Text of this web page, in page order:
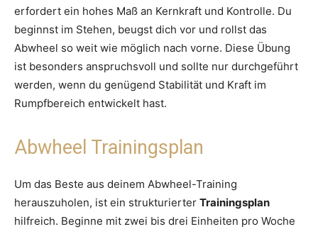
erfordert ein hohes Maß an Kernkraft und Kontrolle. Du
beginnst im Stehen, beugst dich vor und rollst das
Abwheel so weit wie möglich nach vorne. Diese Übung
ist besonders anspruchsvoll und sollte nur durchgeführt
werden, wenn du genügend Stabilität und Kraft im
Rumpfbereich entwickelt hast.
Abwheel Trainingsplan
Um das Beste aus deinem Abwheel-Training
herauszuholen, ist ein strukturierter Trainingsplan
hilfreich. Beginne mit zwei bis drei Einheiten pro Woche